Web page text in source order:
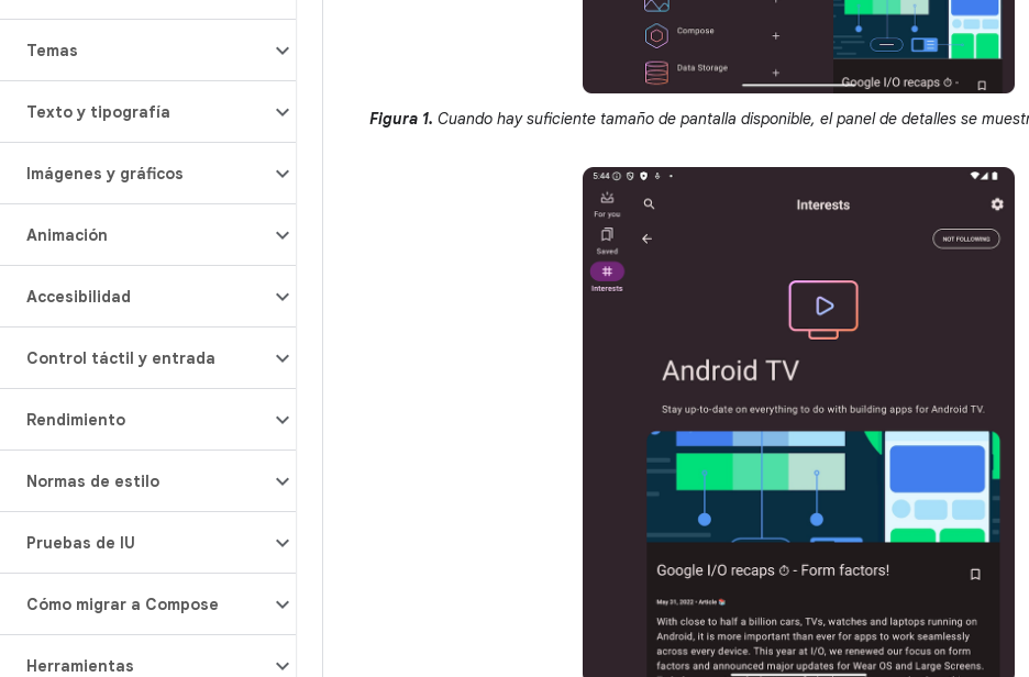
Temas
Texto y tipografía
Imágenes y gráficos
Animación
Accesibilidad
Control táctil y entrada
Rendimiento
Normas de estilo
Pruebas de IU
Cómo migrar a Compose
Herramientas
Figura 1. Cuando hay suficiente tamaño de pantalla disponible, el panel de detalles se